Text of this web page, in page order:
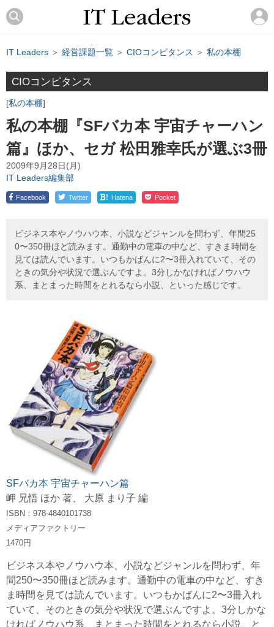
IT Leaders ＞ 経営課題一覧 ＞ CIOコンピタンス ＞ 私の本棚
CIOコンピタンス
私の本棚
私の本棚『SFバカ本 宇宙チャーハン
篇』ほか、セガ 松田雅幸氏が選ぶ3冊
2009年9月28日(月)
IT Leaders編集部
Facebook Twitter ! Hatena Pocket
ビジネス本やノウハウ本、小説などジャンルを問わず、年間25
0〜350冊ほど読みます。通勤中の電車の中など、すきま時間を
見ては読んでいます。いつもかばんに2〜3冊入れていて、その
ときの気分や状況で選ぶんですよ。3分しかなければノウハウ
系、まとまった時間をとれるなら小説、といった感じです。
SFバカ本 宇宙チャーハン篇
岬 兄悟 ほか 著、 大原 まり子 編
ISBN：978-4840101738
メディアファクトリー
1470円
ビジネス本やノウハウ本、小説などジャンルを問わず、年
間250〜350冊ほど読みます。通勤中の電車の中など、すき
ま時間を見ては読んでいます。いつもかばんに2〜3冊入れ
ていて、そのときの気分や状況で選ぶんですよ。3分しかな
ければノウハウ系、まとまった時間をとれるなら小説、と